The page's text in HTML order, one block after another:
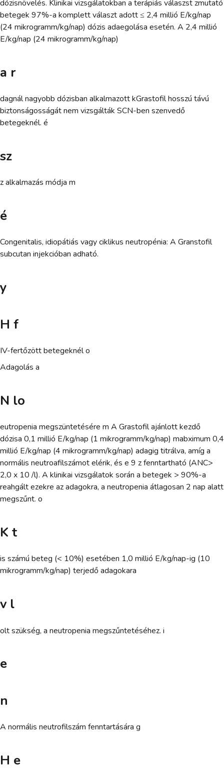
dózisnövelés. Klinikai vizsgálatokban a terápiás válaszst zmutató
betegek 97%-a komplett választ adott ≤ 2,4 millió E/kg/nap
(24 mikrogramm/kg/nap) dózis adaegolása esetén. A 2,4 millió
E/kg/nap (24 mikrogramm/kg/nap)
a r
dagnál nagyobb dózisban alkalmazott kGrastofil hosszú távú
biztonságosságát nem vizsgálták SCN-ben szenvedő
betegeknél. é
sz
z alkalmazás módja m
é
Congenitalis, idiopátiás vagy ciklikus neutropénia: A Granstofil
subcutan injekcióban adható.
y
H f
IV-fertőzött betegeknél o
Adagolás a
N lo
eutropenia megszüntetésére m A Grastofil ajánlott kezdő
dózisa 0,1 millió E/kg/nap (1 mikrogramm/kg/nap) mabximum 0,4
millió E/kg/nap (4 mikrogramm/kg/nap) adagig titrálva, amíg a
normális neutroafilszámot elérik, és e 9 z fenntartható (ANC>
2,0 x 10 /l). A klinikai vizsgálatok során a betegek > 90%-a
reahgált ezekre az adagokra, a neutropenia átlagosan 2 nap alatt
megszűnt. o
K t
is számú beteg (< 10%) esetében 1,0 millió E/kg/nap-ig (10
mikrogramm/kg/nap) terjedő adagokara
v l
olt szükség, a neutropenia megszűntetéséhez. i
e
n
A normális neutrofilszám fenntartására g
H e